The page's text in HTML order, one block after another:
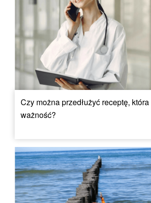
Czy można przedłużyć receptę, która
ważność?